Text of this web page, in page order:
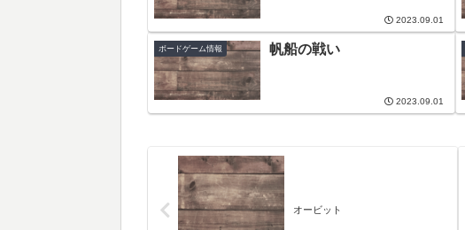
2023.09.01
ボードゲーム情報 帆船の戦い
2023.09.01
オービット